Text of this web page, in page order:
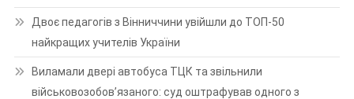
Двоє педагогів з Вінниччини увійшли до ТОП-50
найкращих учителів України
Виламали двері автобуса ТЦК та звільнили
військовозобов’язаного: суд оштрафував одного з